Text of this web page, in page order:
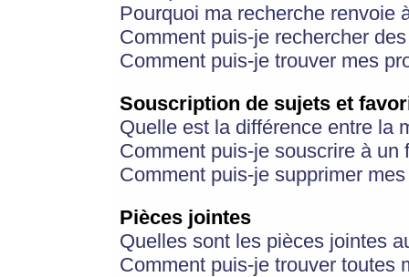
Pourquoi ma recherche renvoie
Comment puis-je rechercher
Comment puis-je trouver mes
Souscription de sujets et
Quelle est la différence entre la
Comment puis-je souscrire à
Comment puis-je supprimer
Pièces jointes
Quelles sont les pièces jointes
Comment puis-je trouver toutes